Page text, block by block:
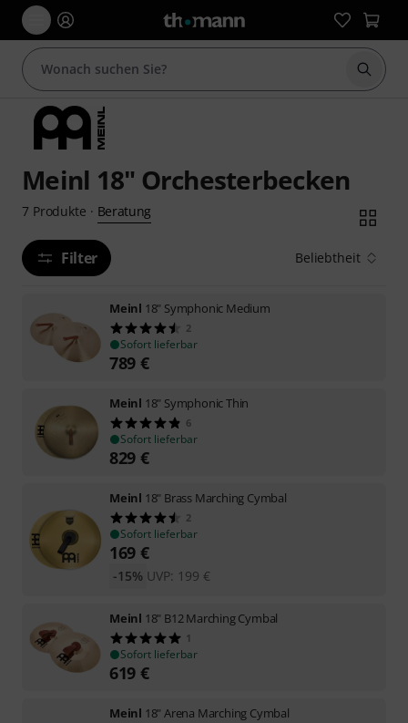
Suche
Meinl 18" Orchesterbecken
7 Produkte · Beratung
Filter Beliebtheit
Meinl 18" Symphonic Medium
2
Sofort lieferbar
789 €
Meinl 18" Symphonic Thin
6
Sofort lieferbar
829 €
Meinl 18" Brass Marching Cymbal
2
Sofort lieferbar
169 €
UVP: 199 €
-15%
Meinl 18" B12 Marching Cymbal
1
Sofort lieferbar
619 €
Meinl 18" Arena Marching Cymbal